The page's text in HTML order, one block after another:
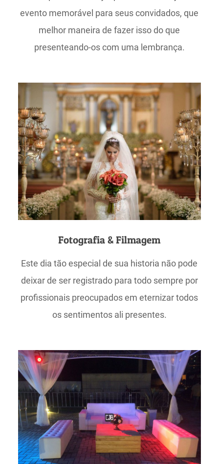
evento memorável para seus convidados, que
melhor maneira de fazer isso do que
presenteando-os com uma lembrança.
Fotografia & Filmagem
Este dia tão especial de sua historia não pode
deixar de ser registrado para todo sempre por
profissionais preocupados em eternizar todos
os sentimentos ali presentes.